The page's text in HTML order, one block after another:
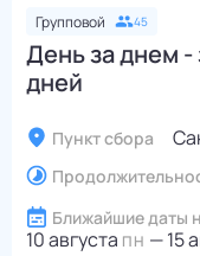
Групповой 45
День за днем -
дней
Пункт сбора
Ближайшие даты
10 августа ПН —15